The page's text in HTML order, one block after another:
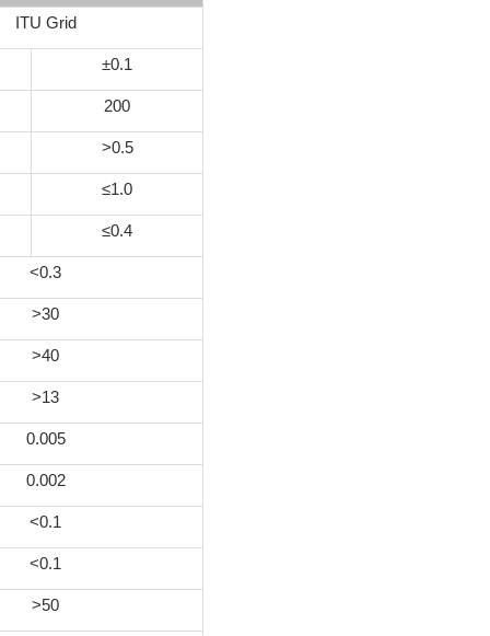
ITU Grid
±0.1
200
>0.5
≤1.0
≤0.4
<0.3
>30
>40
>13
0.005
0.002
<0.1
<0.1
>50